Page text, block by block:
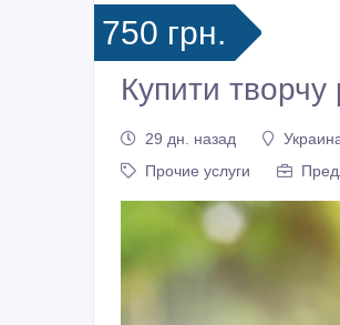
750 грн.
Купити творчу
29 дн. назад
Прочие услуги